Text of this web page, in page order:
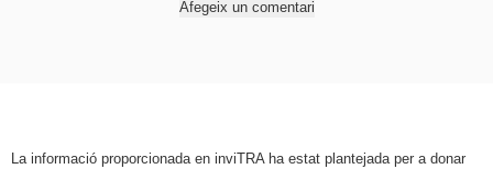
Afegeix un comentari
La informació proporcionada en inviTRA ha estat plantejada per a donar